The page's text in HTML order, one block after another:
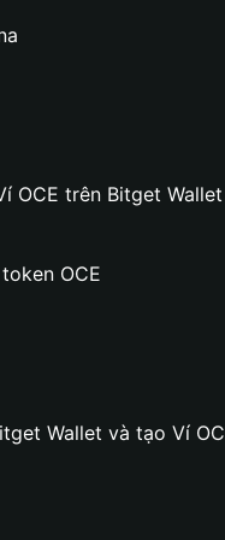
OCE trên Bitget Wallet
OCE
Wallet và tạo Ví